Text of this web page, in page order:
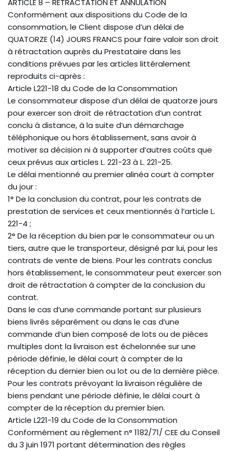
ARTICLE 8 – RÉTRACTATION ET ANNULATION
Conformément aux dispositions du Code de la
consommation, le Client dispose d’un délai de
QUATORZE (14) JOURS FRANCS pour faire valoir son droit
à rétractation auprès du Prestataire dans les
conditions prévues par les articles littéralement
reproduits ci-après :
Article L221-18 du Code de la Consommation
Le consommateur dispose d’un délai de quatorze jours
pour exercer son droit de rétractation d’un contrat
conclu à distance, à la suite d’un démarchage
téléphonique ou hors établissement, sans avoir à
motiver sa décision ni à supporter d’autres coûts que
ceux prévus aux articles L. 221-23 à L. 221-25.
Le délai mentionné au premier alinéa court à compter
du jour :
1° De la conclusion du contrat, pour les contrats de
prestation de services et ceux mentionnés à l’article L.
221-4 ;
2° De la réception du bien par le consommateur ou un
tiers, autre que le transporteur, désigné par lui, pour les
contrats de vente de biens. Pour les contrats conclus
hors établissement, le consommateur peut exercer son
droit de rétractation à compter de la conclusion du
contrat.
Dans le cas d’une commande portant sur plusieurs
biens livrés séparément ou dans le cas d’une
commande d’un bien composé de lots ou de pièces
multiples dont la livraison est échelonnée sur une
période définie, le délai court à compter de la
réception du dernier bien ou lot ou de la dernière pièce.
Pour les contrats prévoyant la livraison régulière de
biens pendant une période définie, le délai court à
compter de la réception du premier bien.
Article L221-19 du Code de la Consommation
Conformément au règlement n° 1182/71/ CEE du Conseil
du 3 juin 1971 portant détermination des règles